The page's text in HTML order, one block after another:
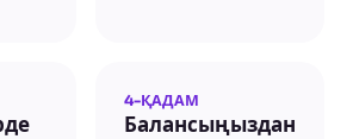
4-ҚАДАМ
Балансыңыздан